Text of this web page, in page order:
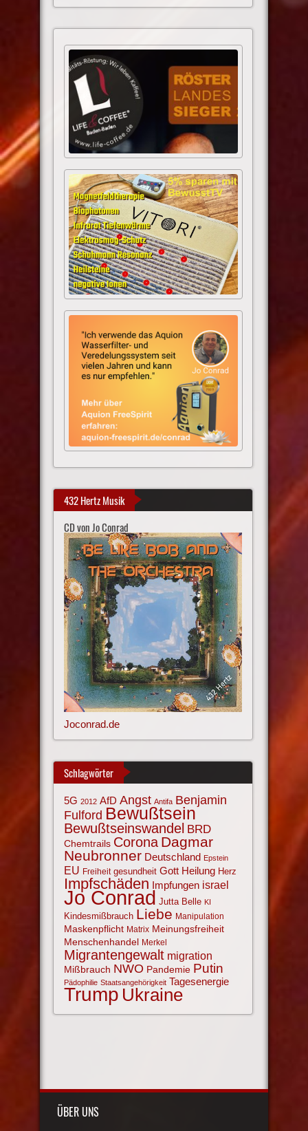
432 Hertz Musik
CD von Jo Conrad
Joconrad.de
Schlagwörter
5G 2012 AfD Angst Antifa Benjamin
Fulford Bewußtsein
Bewußtseinswandel BRD
Chemtrails Corona Dagmar
Neubronner Deutschland Epstein
EU Freiheit gesundheit Gott Heilung Herz
Impfschäden Impfungen israel
Jo Conrad Jutta Belle KI
Kindesmißbrauch Liebe Manipulation
Maskenpflicht Matrix Meinungsfreiheit
Menschenhandel Merkel
Migrantengewalt migration
Mißbrauch NWO Pandemie Putin
Pädophilie Staatsangehörigkeit Tagesenergie
Trump Ukraine
ÜBER UNS